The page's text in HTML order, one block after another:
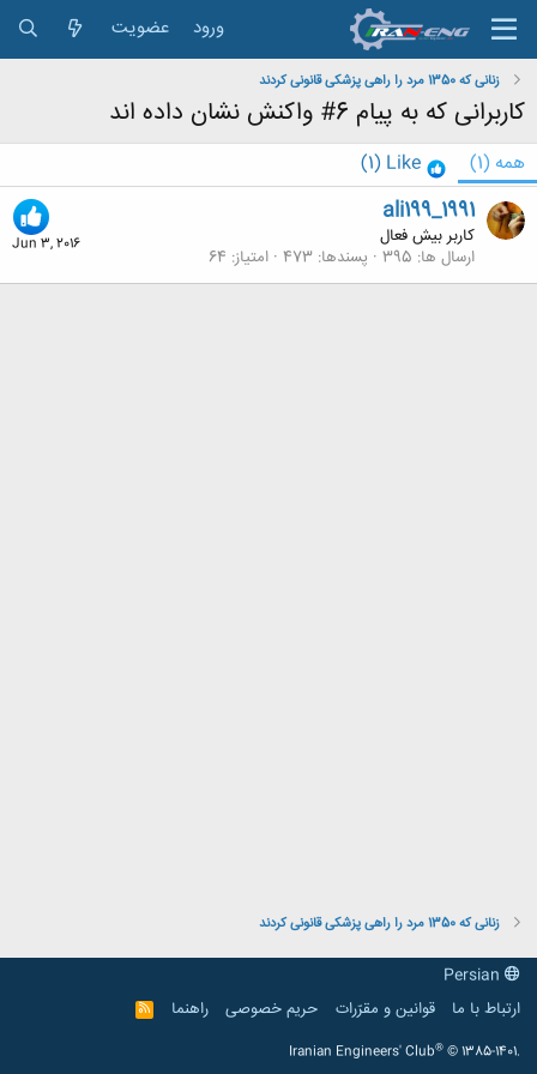
ورود عضویت
زنانی که 1350 مرد را راهی پزشکی قانونی کردند
کاربرانی که به پیام 6# واکنش نشان داده اند
همه (1)
Like
(1)
Jun 3, 2016
ali199_1991
کاربر بیش فعال
ارسال ها 395 پسندها 473 امتیاز 64
زنانی که 1350 مرد را راهی پزشکی قانونی کردند
ارتباط با ما
قوانین و مقرّرات حریم خصوصی راهنما
R
S
Iranian Engineers' Club® © 1385-1401.